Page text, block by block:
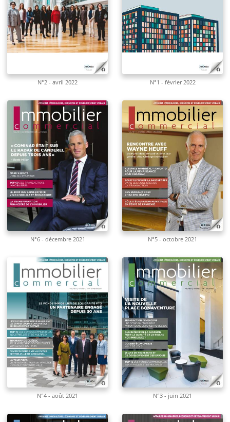
N°2 - avril 2022 N°1 - février 2022
N°6 - décembre 2021 N°5 - octobre 2021
N°4 - août 2021 N°3 - juin 2021